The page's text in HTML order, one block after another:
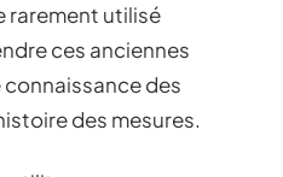
rarement utilisé
ces anciennes
des
des mesures.